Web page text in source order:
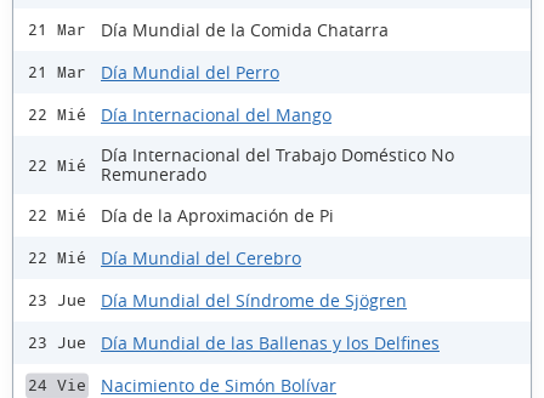
21 Mar Día Mundial de la Comida Chatarra
21 Mar Día Mundial del Perro
22 Mié Día Internacional del Mango
22 Mié
Día Internacional del Trabajo Doméstico No
Remunerado
22 Mié Día de la Aproximación de Pi
22 Mié Día Mundial del Cerebro
23 Jue Día Mundial del Síndrome de Sjögren
23 Jue Día Mundial de las Ballenas y los Delfines
24 Vie Nacimiento de Simón Bolívar